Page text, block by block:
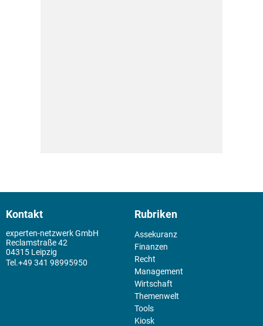
Kontakt
experten-netzwerk GmbH
Reclamstraße 42
04315 Leipzig
+49 341 98995950
Rubriken
Assekuranz
Finanzen
Recht
Management
Wirtschaft
Themenwelt
Tools
Kiosk